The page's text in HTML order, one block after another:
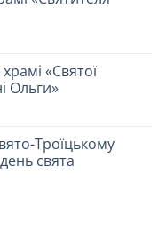
«Святої
Ольги»
Троїцькому
свята